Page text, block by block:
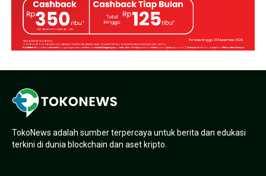
TokoNews adalah sumber terpercaya untuk berita dan edukasi
terkini di dunia blockchain dan aset kripto.